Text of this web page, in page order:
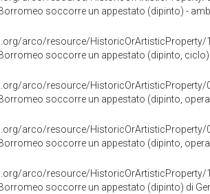
soccorre un appestato (dipinto) -
arco/resource/HistoricOrArtisticProperty/
soccorre un appestato (dipinto,
arco/resource/HistoricOrArtisticProperty/
soccorre un appestato (dipinto,
arco/resource/HistoricOrArtisticProperty/
soccorre un appestato (dipinto,
arco/resource/HistoricOrArtisticProperty/
soccorre un appestato (dipinto) di